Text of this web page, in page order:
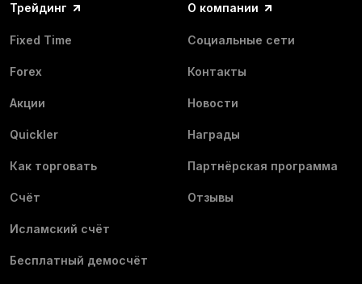
Трейдинг
Fixed Time
Forex
Акции
Quickler
Как торговать
Счёт
Исламский счёт
Бесплатный демосчёт
О компании
Социальные сети
Контакты
Новости
Награды
Партнёрская программа
Отзывы